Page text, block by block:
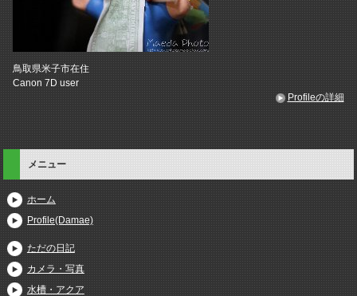
鳥取県米子市在住
Canon 7D user
Profileの詳細
メニュー
ホーム
Profile(Damae)
ただの日記
カメラ・写真
水槽・アクア